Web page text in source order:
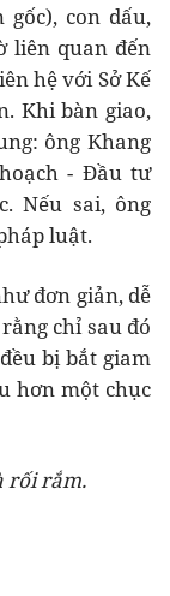
con dấu,
liên quan đến
hệ với Sở Kế
Khi bàn giao,
ông Khang
- Đầu tư
Nếu sai, ông
luật.
đơn giản, dễ
chỉ sau đó
bị bắt giam
hơn một chục
rối rắm.